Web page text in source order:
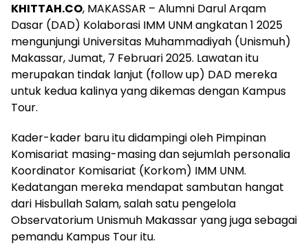
KHITTAH.CO, MAKASSAR – Alumni Darul Arqam
Dasar (DAD) Kolaborasi IMM UNM angkatan 1 2025
mengunjungi Universitas Muhammadiyah (Unismuh)
Makassar, Jumat, 7 Februari 2025. Lawatan itu
merupakan tindak lanjut (follow up) DAD mereka
untuk kedua kalinya yang dikemas dengan Kampus
Tour.
Kader-kader baru itu didampingi oleh Pimpinan
Komisariat masing-masing dan sejumlah personalia
Koordinator Komisariat (Korkom) IMM UNM.
Kedatangan mereka mendapat sambutan hangat
dari Hisbullah Salam, salah satu pengelola
Observatorium Unismuh Makassar yang juga sebagai
pemandu Kampus Tour itu.